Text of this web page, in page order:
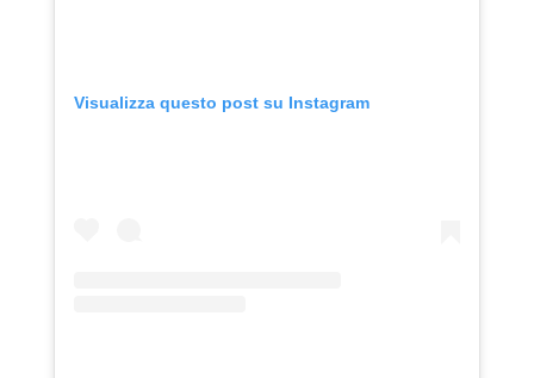
Visualizza questo post su Instagram